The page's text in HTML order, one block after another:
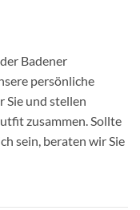
Badener
persönliche
Sie und stellen
zusammen. Sollte
sein, beraten wir Sie